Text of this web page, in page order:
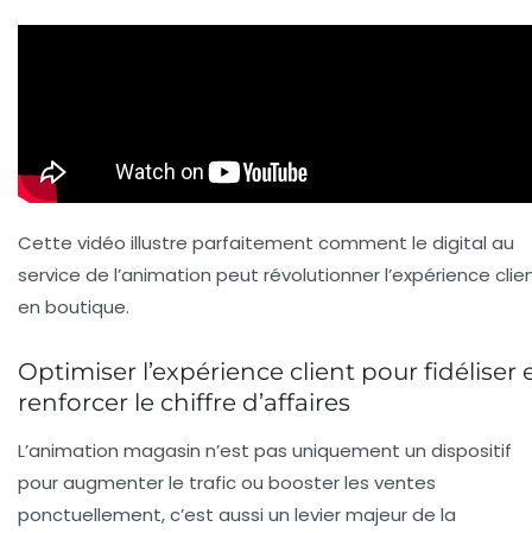
Cette vidéo illustre parfaitement comment le digital au
service de l’animation peut révolutionner l’expérience
en boutique.
Optimiser l’expérience client pour fidéliser
renforcer le chiffre d’affaires
L’animation magasin n’est pas uniquement un dispositif
pour augmenter le trafic ou booster les ventes
ponctuellement, c’est aussi un levier majeur de la